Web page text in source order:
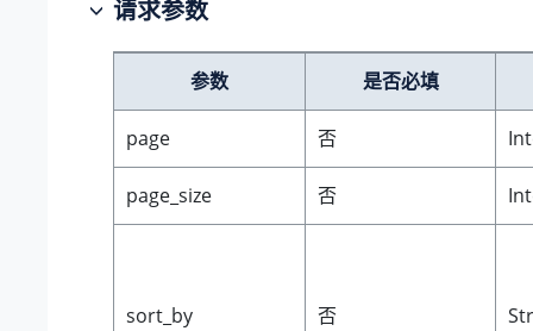
请求参数
参数 是否必填
page 否
page_size 否
sort_by 否